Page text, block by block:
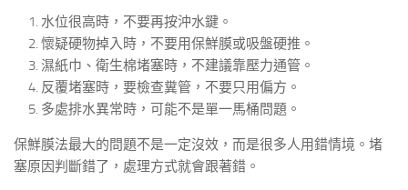
水位很高時，不要再按沖水鍵。
懷疑硬物掉入時，不要用保鮮膜或吸盤硬推。
濕紙巾、衛生棉堵塞時，不建議靠壓力通管。
反覆堵塞時，要檢查糞管，不要只用偏方。
多處排水異常時，可能不是單一馬桶問題。
保鮮膜法最大的問題不是一定沒效，而是很多人用錯情境。堵
塞原因判斷錯了，處理方式就會跟著錯。